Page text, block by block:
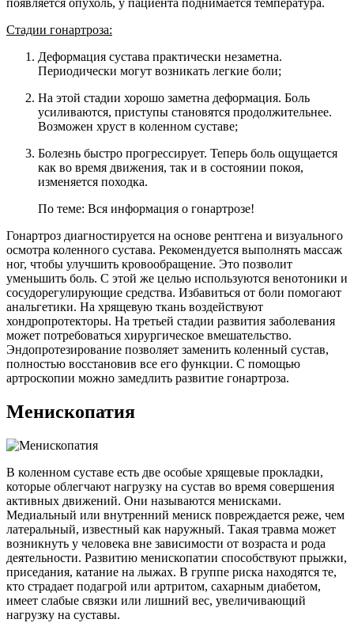
появляется опухоль, у пациента поднимается температура.
Стадии гонартроза:
Деформация сустава практически незаметна.
Периодически могут возникать легкие боли;
На этой стадии хорошо заметна деформация. Боль
усиливаются, приступы становятся продолжительнее.
Возможен хруст в коленном суставе;
Болезнь быстро прогрессирует. Теперь боль ощущается
как во время движения, так и в состоянии покоя,
изменяется походка.
По теме: Вся информация о гонартрозе!
Гонартроз диагностируется на основе рентгена и визуального
осмотра коленного сустава. Рекомендуется выполнять массаж
ног, чтобы улучшить кровообращение. Это позволит
уменьшить боль. С этой же целью используются венотоники и
сосудорегулирующие средства. Избавиться от боли помогают
анальгетики. На хрящевую ткань воздействуют
хондропротекторы. На третьей стадии развития заболевания
может потребоваться хирургическое вмешательство.
Эндопротезирование позволяет заменить коленный сустав,
полностью восстановив все его функции. С помощью
артроскопии можно замедлить развитие гонартроза.
Менископатия
В коленном суставе есть две особые хрящевые прокладки,
которые облегчают нагрузку на сустав во время совершения
активных движений. Они называются менисками.
Медиальный или внутренний мениск повреждается реже, чем
латеральный, известный как наружный. Такая травма может
возникнуть у человека вне зависимости от возраста и рода
деятельности. Развитию менископатии способствуют прыжки,
приседания, катание на лыжах. В группе риска находятся те,
кто страдает подагрой или артритом, сахарным диабетом,
имеет слабые связки или лишний вес, увеличивающий
нагрузку на суставы.